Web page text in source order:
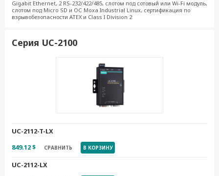
Gigabit Ethernet, 2 RS-232/422/485, слотом под сотовый или Wi-Fi модуль,
слотом под Micro SD и ОС Moxa Industrial Linux, сертификация по
взрывобезопасности ATEX и Class I Division 2
Серия UC-2100
UC-2112-T-LX
849.12 $
СРАВНИТЬ В КОРЗИНУ
UC-2112-LX